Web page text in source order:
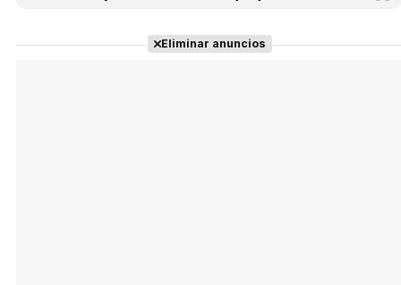
Eliminar anuncios